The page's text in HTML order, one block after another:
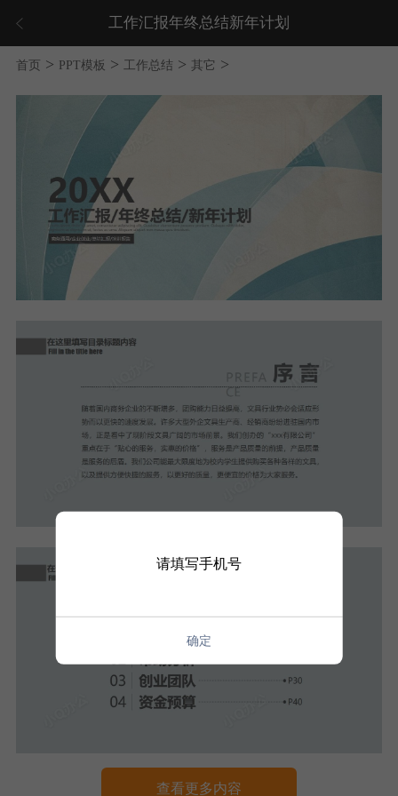
工作汇报年终总结新年计划
首页 > PPT模板 > 工作总结 > 其它 >
查看更多内容
请填写手机号
确定